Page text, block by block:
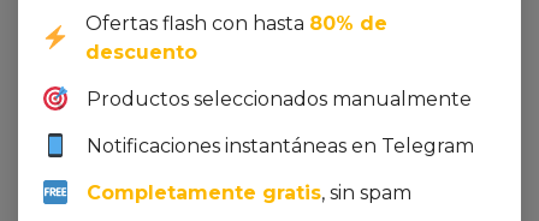
lugar de una sola barra?
Definitivamente sí. El pack de 6 unidades ofrece
original, lo que equivale a13.99€por todo el
paquete. Además, siempre tendrás una barra de
repuesto en casa, en el gimnasio o en el bolso.
Ofertas flash con hasta 80% de
descuento
Productos seleccionados manualmente
Notificaciones instantáneas en Telegram
Completamente gratis, sin spam